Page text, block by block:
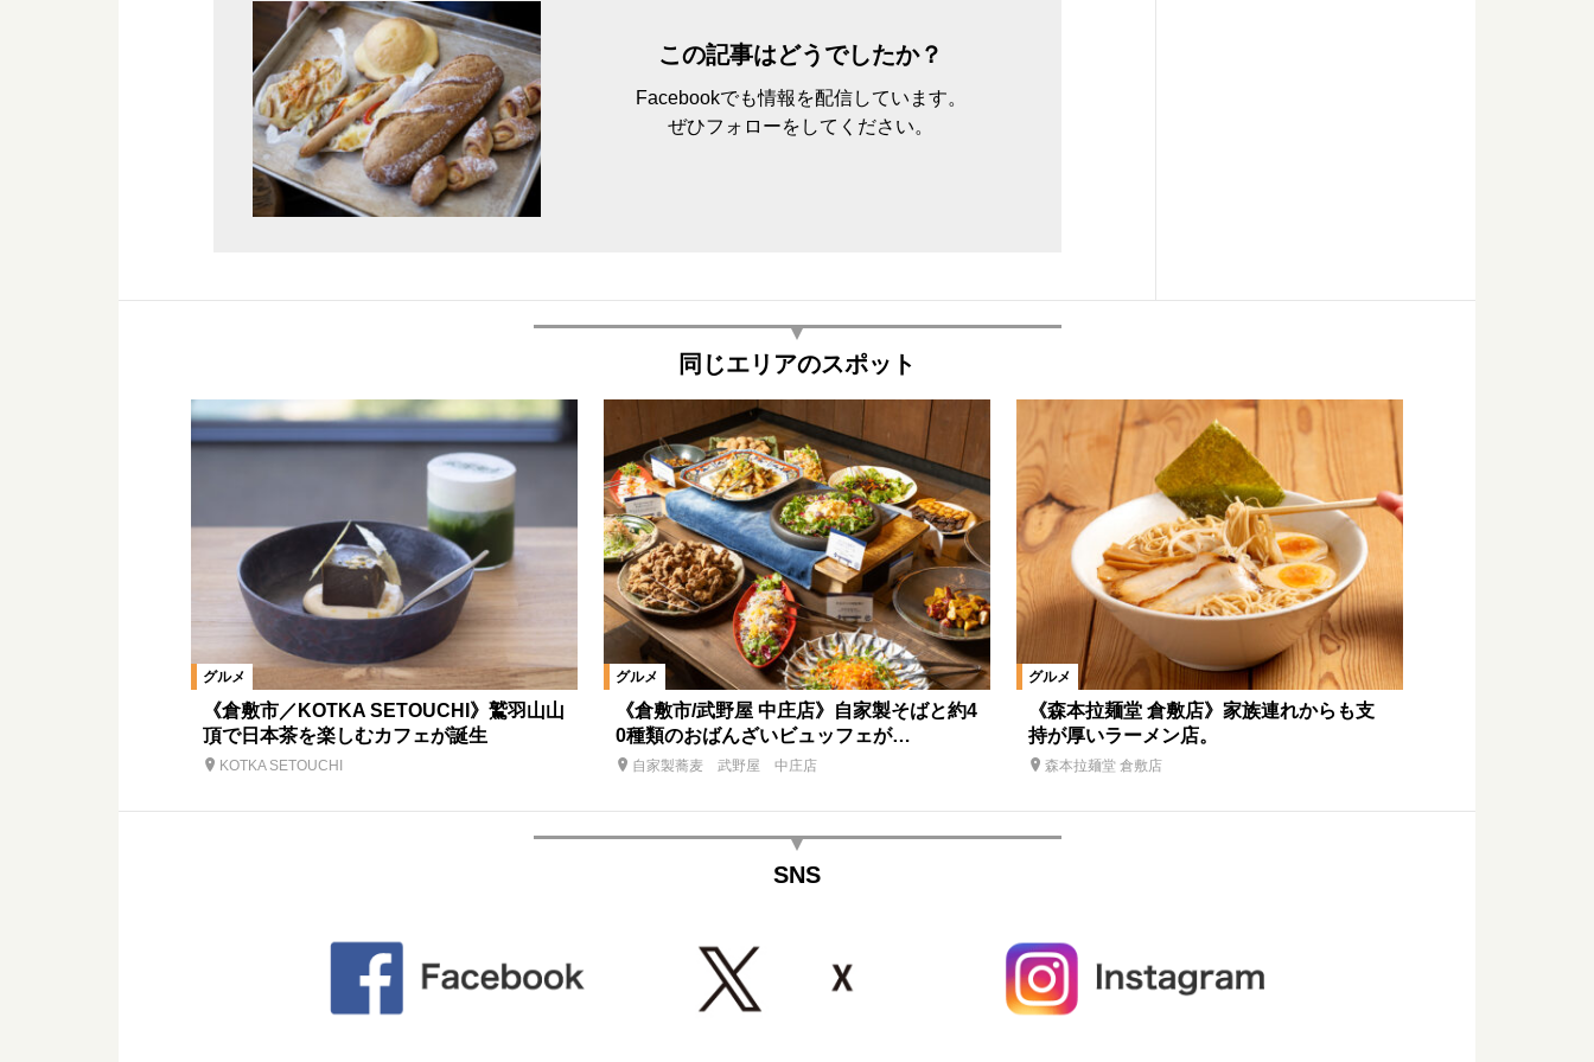
この記事はどうでしたか？
Facebookでも情報を配信しています。
ぜひフォローをしてください。
同じエリアのスポット
グルメ
《倉敷市／KOTKA SETOUCHI》鷲羽山山
頂で日本茶を楽しむカフェが誕生
KOTKA SETOUCHI
グルメ
《倉敷市/武野屋 中庄店》自家製そばと約4
0種類のおばんざいビュッフェが…
自家製蕎麦 武野屋 中庄店
グルメ
《森本拉麺堂 倉敷店》家族連れからも支
持が厚いラーメン店。
森本拉麺堂 倉敷店
SNS